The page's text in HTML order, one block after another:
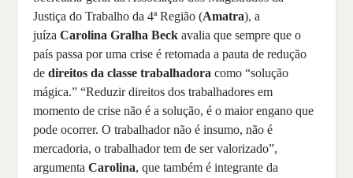
Justiça do Trabalho da 4ª Região (Amatra), a
juízaCarolina Gralha Beck avalia que sempre que o
país passa por uma crise é retomada a pauta de redução
dedireitos da classe trabalhadora como “solução
mágica.” “Reduzir direitos dos trabalhadores em
momento de crise não é a solução, é o maior engano que
pode ocorrer. O trabalhador não é insumo, não é
mercadoria, o trabalhador tem de ser valorizado”,
argumentaCarolina, que também é integrante da